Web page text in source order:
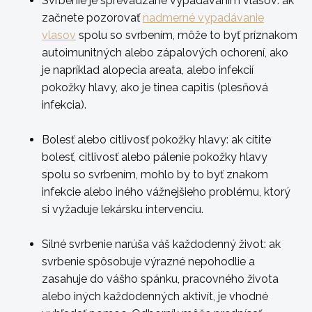
začnete pozorovať nadmerné vypadávanie
vlasov spolu so svrbením, môže to byť príznakom
autoimunitných alebo zápalových ochorení, ako
je napríklad alopecia areata, alebo infekcií
pokožky hlavy, ako je tinea capitis (plesňová
infekcia).
Bolesť alebo citlivosť pokožky hlavy: ak cítite
bolesť, citlivosť alebo pálenie pokožky hlavy
spolu so svrbením, mohlo by to byť znakom
infekcie alebo iného vážnejšieho problému, ktorý
si vyžaduje lekársku intervenciu.
Silné svrbenie narúša váš každodenný život: ak
svrbenie spôsobuje výrazné nepohodlie a
zasahuje do vášho spánku, pracovného života
alebo iných každodenných aktivít, je vhodné